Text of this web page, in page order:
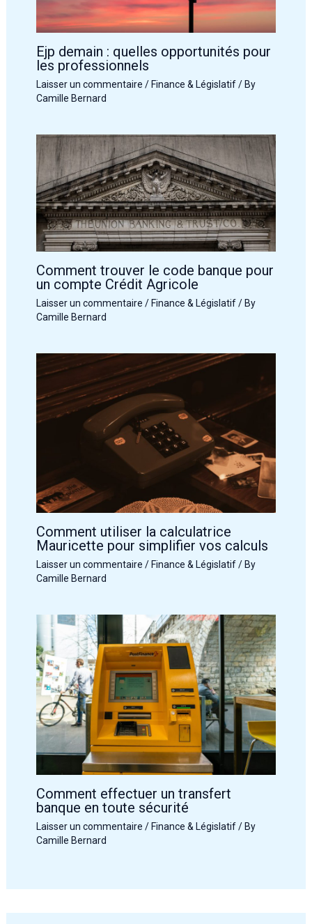
Ejp demain : quelles opportunités pour
les professionnels
Laisser un commentaire / Finance & Législatif/ By
Camille Bernard
Comment trouver le code banque pour
un compte Crédit Agricole
Laisser un commentaire / Finance & Législatif/ By
Camille Bernard
Comment utiliser la calculatrice
Mauricette pour simplifier vos calculs
Laisser un commentaire / Finance & Législatif/ By
Camille Bernard
Comment effectuer un transfert
banque en toute sécurité
Laisser un commentaire / Finance & Législatif/ By
Camille Bernard